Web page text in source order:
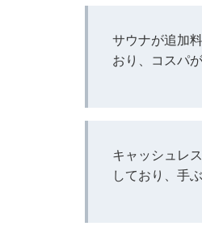
サウナが追加
おり、コスパ
キャッシュレ
しており、手